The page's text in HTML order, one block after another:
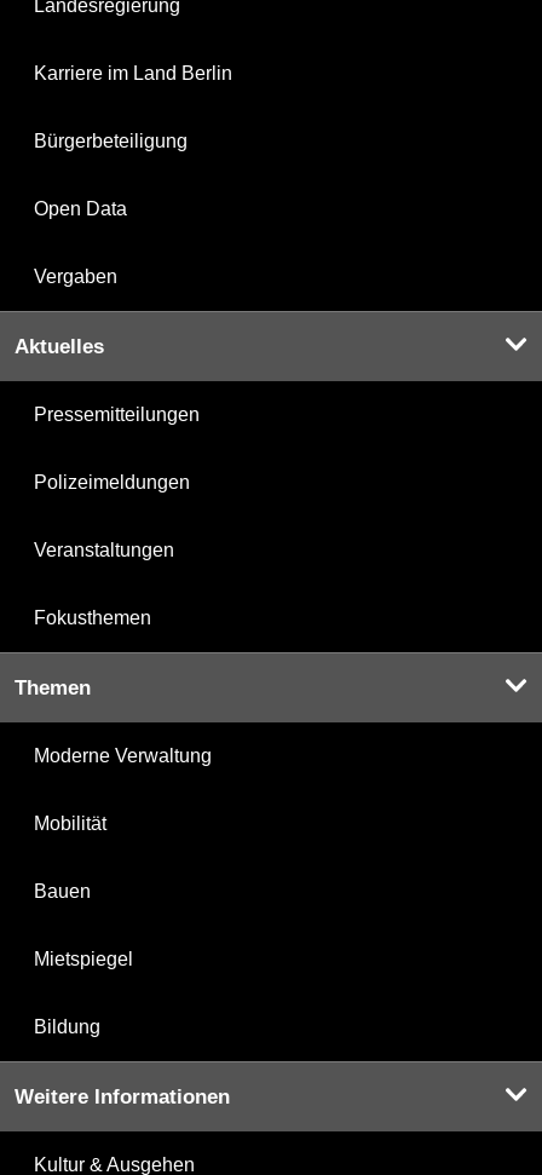
Landesregierung
Karriere im Land Berlin
Bürgerbeteiligung
Open Data
Vergaben
Aktuelles
Pressemitteilungen
Polizeimeldungen
Veranstaltungen
Fokusthemen
Themen
Moderne Verwaltung
Mobilität
Bauen
Mietspiegel
Bildung
Weitere Informationen
Kultur & Ausgehen